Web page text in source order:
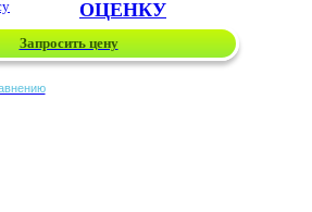
ОЦЕНКУ
Запросить цену